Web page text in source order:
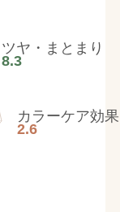
ツヤ・まとまり
8.3
カラーケア効果
2.6